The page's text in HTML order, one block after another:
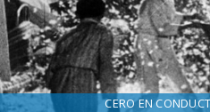
CERO EN